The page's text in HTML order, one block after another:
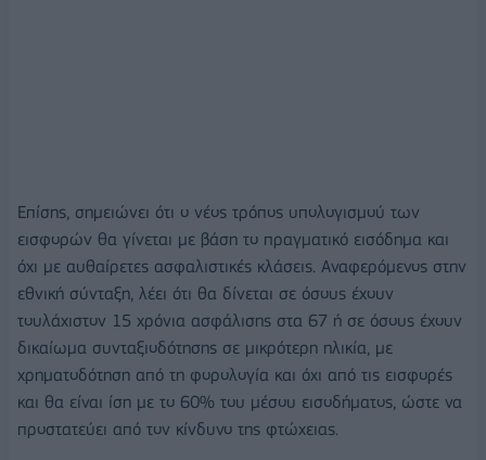
Επίσης, σημειώνει ότι ο νέος τρόπος υπολογισμού των
εισφορών θα γίνεται με βάση το πραγματικό εισόδημα και
όχι με αυθαίρετες ασφαλιστικές κλάσεις. Αναφερόμενος στην
εθνική σύνταξη, λέει ότι θα δίνεται σε όσους έχουν
τουλάχιστον 15 χρόνια ασφάλισης στα 67 ή σε όσους έχουν
δικαίωμα συνταξιοδότησης σε μικρότερη ηλικία, με
χρηματοδότηση από τη φορολογία και όχι από τις εισφορές
και θα είναι ίση με το 60% του μέσου εισοδήματος, ώστε να
προστατεύει από τον κίνδυνο της φτώχειας.